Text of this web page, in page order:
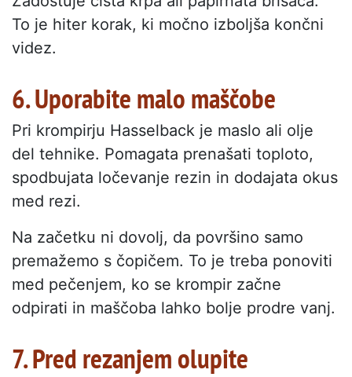
To je hiter korak, ki močno izboljša končni
videz.
6. Uporabite malo maščobe
Pri krompirju Hasselback je maslo ali olje
del tehnike. Pomagata prenašati toploto,
spodbujata ločevanje rezin in dodajata okus
med rezi.
Na začetku ni dovolj, da površino samo
premažemo s čopičem. To je treba ponoviti
med pečenjem, ko se krompir začne
odpirati in maščoba lahko bolje prodre vanj.
7. Pred rezanjem olupite